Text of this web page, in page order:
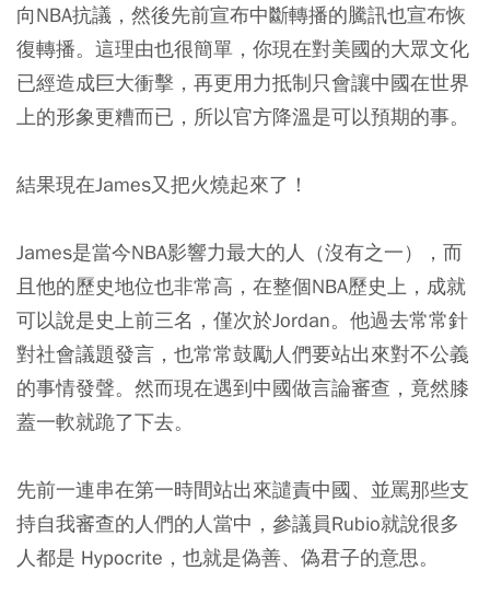
向NBA抗議，然後先前宣布中斷轉播的騰訊也宣布恢
復轉播。這理由也很簡單，你現在對美國的大眾文化
已經造成巨大衝擊，再更用力抵制只會讓中國在世界
上的形象更糟而已，所以官方降溫是可以預期的事。
結果現在James又把火燒起來了！
James是當今NBA影響力最大的人（沒有之一），而
且他的歷史地位也非常高，在整個NBA歷史上，成就
可以說是史上前三名 ， 僅次於Jordan。他過去常常針
對社會議題發言，也常常鼓勵人們要站出來對不公義
的事情發聲。然而現在遇到中國做言論審查，竟然膝
蓋一軟就跪了下去。
先前一連串在第一時間站出來譴責中國、並罵那些支
持自我審查的人們的人當中，參議員Rubio就說很多
人都是 Hypocrite，也就是偽善、偽君子的意思。